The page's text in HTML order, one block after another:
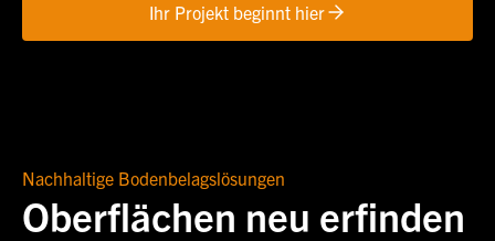
Ihr Projekt beginnt hier
Nachhaltige Bodenbelagslösungen
Oberflächen neu erfinden